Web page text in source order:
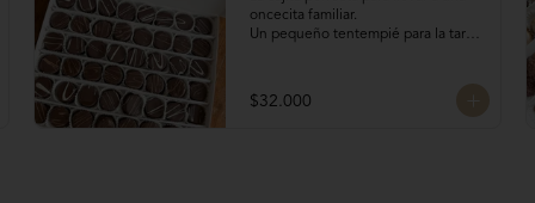
oncecita familiar.
Un pequeño tentempié para la tarde
café con estos 16 mini alfajores
surtidos de los siguientes rellenos:
$32.000